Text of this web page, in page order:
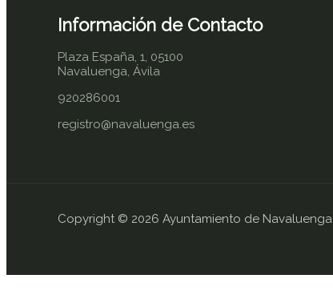
Información de Contacto
Plaza España, 1, 05100
Navaluenga, Ávila
920286001
registro@navaluenga.es
Copyright © 2026 Ayuntamiento de Navaluenga